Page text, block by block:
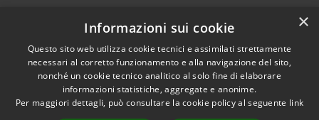
RSS
Accessibilità
Privacy
Cookie
Copyright © 2026 • Comune di
Treviglio • Powered by
Municipium•Accesso
redazione
×
Informazioni sui cookie
Questo sito web utilizza cookie tecnici e assimilati strettamente
necessari al corretto funzionamento e alla navigazione del sito,
nonché un cookie tecnico analitico al solo fine di elaborare
informazioni statistiche, aggregate e anonime.
Per maggiori dettagli, può consultare la cookie policy al seguente link